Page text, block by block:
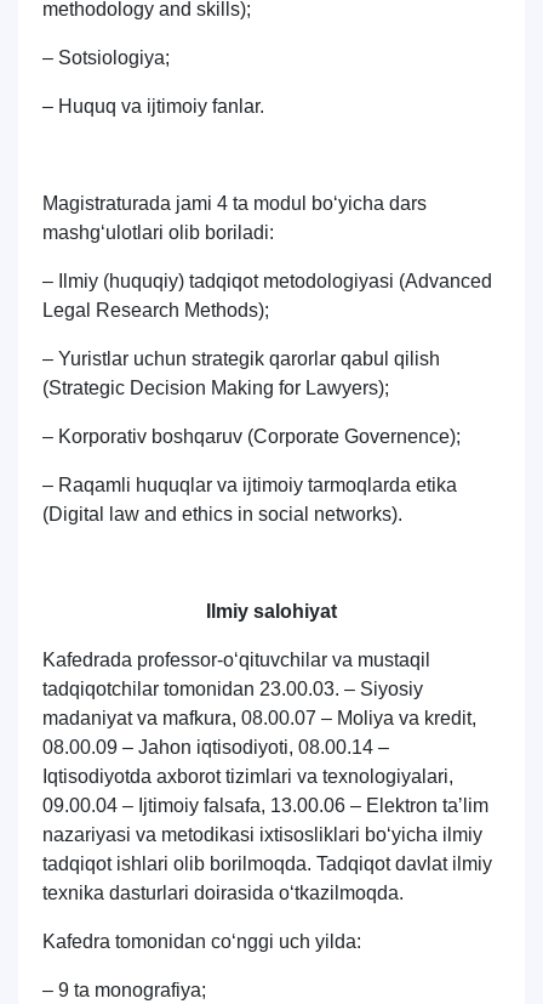
methodology and skills);
– Sotsiologiya;
– Huquq va ijtimoiy fanlar.
Magistraturada jami 4 ta modul bo‘yicha dars
mashg‘ulotlari olib boriladi:
– Ilmiy (huquqiy) tadqiqot metodologiyasi (Advanced
Legal Research Methods);
– Yuristlar uchun strategik qarorlar qabul qilish
(Strategic Decision Making for Lawyers);
– Korporativ boshqaruv (Corporate Governence);
– Raqamli huquqlar va ijtimoiy tarmoqlarda etika
(Digital law and ethics in social networks).
Ilmiy salohiyat
Kafedrada professor-o‘qituvchilar va mustaqil
tadqiqotchilar tomonidan 23.00.03. – Siyosiy
madaniyat va mafkura, 08.00.07 – Moliya va kredit,
08.00.09 – Jahon iqtisodiyoti, 08.00.14 –
Iqtisodiyotda axborot tizimlari va texnologiyalari,
09.00.04 – Ijtimoiy falsafa, 13.00.06 – Elektron taʼlim
nazariyasi va metodikasi ixtisosliklari bo‘yicha ilmiy
tadqiqot ishlari olib borilmoqda. Tadqiqot davlat ilmiy
texnika dasturlari doirasida o‘tkazilmoqda.
Kafedra tomonidan co‘nggi uch yilda:
– 9 ta monografiya;